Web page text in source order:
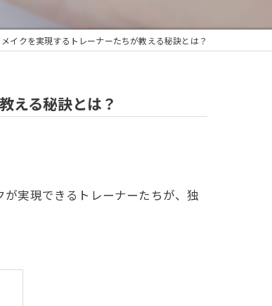
イクを実現するトレーナーたちが教える秘訣とは？
える秘訣とは？
実現できるトレーナーたちが、独